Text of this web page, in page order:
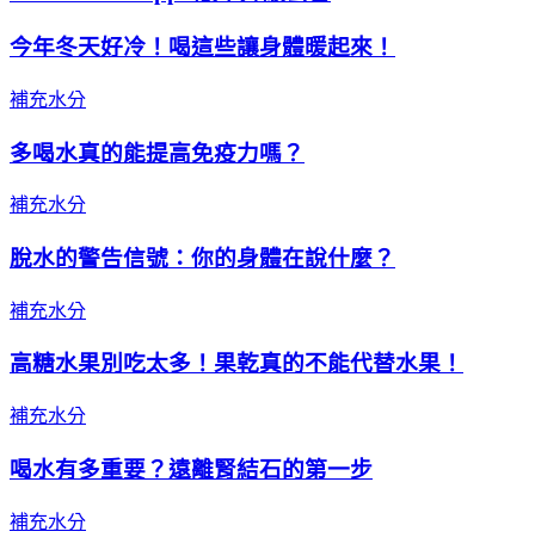
今年冬天好冷！喝這些讓身體暖起來！
補充水分
多喝水真的能提高免疫力嗎？
補充水分
脫水的警告信號：你的身體在說什麼？
補充水分
高糖水果別吃太多！果乾真的不能代替水果！
補充水分
喝水有多重要？遠離腎結石的第一步
補充水分